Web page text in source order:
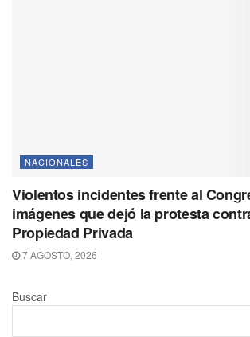
NACIONALES
Violentos incidentes frente al
imágenes que dejó la protesta
Propiedad Privada
7 AGOSTO, 2026
Buscar